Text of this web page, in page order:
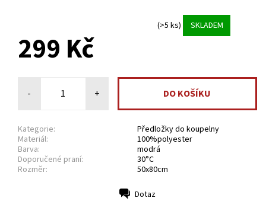
(>5 ks) SKLADEM
299 Kč
- +
Kategorie:
Předložky do koupelny
Materiál:
100%polyester
Barva:
modrá
Doporučené praní:
30°C
Rozměr:
50x80cm
Dotaz